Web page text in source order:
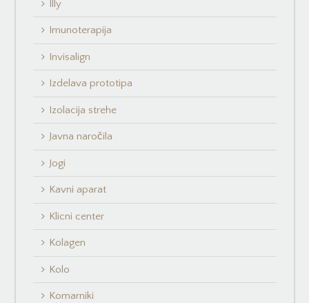
Illy
Imunoterapija
Invisalign
Izdelava prototipa
Izolacija strehe
Javna naročila
Jogi
Kavni aparat
Klicni center
Kolagen
Kolo
Komarniki